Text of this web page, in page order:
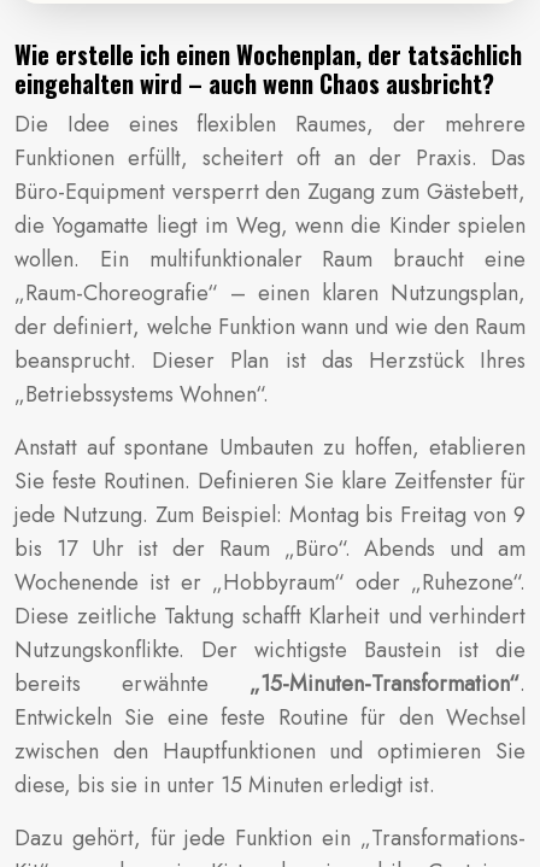
Wie erstelle ich einen Wochenplan, der tatsächlich
eingehalten wird – auch wenn Chaos ausbricht?
Die Idee eines flexiblen Raumes, der mehrere
Funktionen erfüllt, scheitert oft an der Praxis. Das
Büro-Equipment versperrt den Zugang zum Gästebett,
die Yogamatte liegt im Weg, wenn die Kinder spielen
wollen. Ein multifunktionaler Raum braucht eine
„Raum-Choreografie“ – einen klaren Nutzungsplan,
der definiert, welche Funktion wann und wie den Raum
beansprucht. Dieser Plan ist das Herzstück Ihres
„Betriebssystems Wohnen“.
Anstatt auf spontane Umbauten zu hoffen, etablieren
Sie feste Routinen. Definieren Sie klare Zeitfenster für
jede Nutzung. Zum Beispiel: Montag bis Freitag von 9
bis 17 Uhr ist der Raum „Büro“. Abends und am
Wochenende ist er „Hobbyraum“ oder „Ruhezone“.
Diese zeitliche Taktung schafft Klarheit und verhindert
Nutzungskonflikte. Der wichtigste Baustein ist die
bereits erwähnte „15-Minuten-Transformation“.
Entwickeln Sie eine feste Routine für den Wechsel
zwischen den Hauptfunktionen und optimieren Sie
diese, bis sie in unter 15 Minuten erledigt ist.
Dazu gehört, für jede Funktion ein „Transformations-